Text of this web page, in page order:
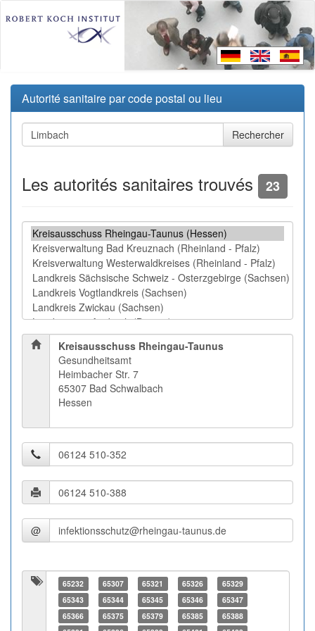
Autorité sanitaire par code postal ou lieu
Les autorités sanitaires trouvés 23
Kreisausschuss Rheingau-Taunus
Gesundheitsamt
Heimbacher Str. 7
65307 Bad Schwalbach
Hessen
@
65232 65307 65321 65326
65329
65343
65344 65345 65346
65347
65366
65375 65379 65385
65388